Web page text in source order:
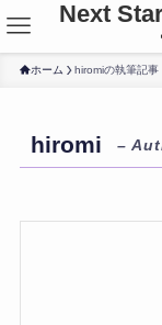
Next
ホーム hiromiの執筆記事
hiromi –